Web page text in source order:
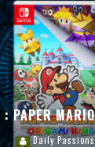
: PAPER
Daily Passions